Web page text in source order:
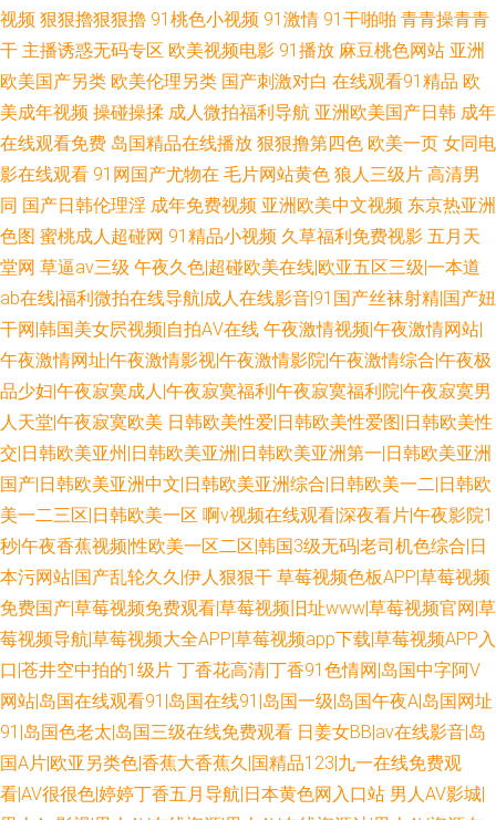
视频 狠狠擼狠狠擼 91桃色小视频 91激情 91干啪啪 青青操青青
干 主播诱惑无码专区 欧美视频电影 91播放 麻豆桃色网站 亚洲
欧美国产另类 欧美伦理另类 国产刺激对白 在线观看91精品 欧
美成年视频 操碰操揉 成人微拍福利导航 亚洲欧美国产日韩 成年
在线观看免费 岛国精品在线播放 狠狠撸第四色 欧美一页 女同电
影在线观看 91网国产尤物在 毛片网站黄色 狼人三级片 高清男
同 国产日韩伦理淫 成年免费视频 亚洲欧美中文视频 东京热亚洲
色图 蜜桃成人超碰网 91精品小视频 久草福利免费视影 五月天
堂网 草逼av三级 午夜久色|超碰欧美在线|欧亚五区三级|一本道
ab在线|福利微拍在线导航|成人在线影音|91国产丝袜射精|国产妞
干网|韩国美女屄视频|自拍AⅤ在线 午夜激情视频|午夜激情网站|
午夜激情网址|午夜激情影视|午夜激情影院|午夜激情综合|午夜极
品少妇|午夜寂寞成人|午夜寂寞福利|午夜寂寞福利院|午夜寂寞男
人天堂|午夜寂寞欧美 日韩欧美性爱|日韩欧美性爱图|日韩欧美性
交|日韩欧美亚州|日韩欧美亚洲|日韩欧美亚洲第一|日韩欧美亚洲
国产|日韩欧美亚洲中文|日韩欧美亚洲综合|日韩欧美一二|日韩欧
美一二三区|日韩欧美一区 啊v视频在线观看|深夜看片|午夜影院1
秒|午夜香蕉视频|性欧美一区二区|韩国3级无码|老司机色综合|日
本污网站|国产乱轮久久|伊人狠狠干 草莓视频色板APP|草莓视频
免费国产|草莓视频免费观看|草莓视频旧址www|草莓视频官网|草
莓视频导航|草莓视频大全APP|草莓视频app下载|草莓视频APP入
口|苍井空中拍的1级片 丁香花高清|丁香91色情网|岛国中字阿V
网站|岛国在线观看91|岛国在线91|岛国一级|岛国午夜A|岛国网址
91|岛国色老太|岛国三级在线免费观看 日姜女BB|av在线影音|岛
国A片|欧亚另类色|香蕉大香蕉久|国精品123|九一在线免费观
看|AV很很色|婷婷丁香五月导航|日本黄色网入口站 男人AV影城|